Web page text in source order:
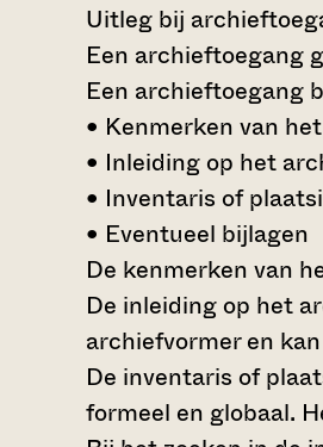
Uitleg bij
Een archieftoegang
Een archieftoegang
• Kenmerken van
• Inleiding op het
• Inventaris of
• Eventueel bijlagen
De kenmerken van
De inleiding op het
archiefvormer en
De inventaris of
formeel en globaal.